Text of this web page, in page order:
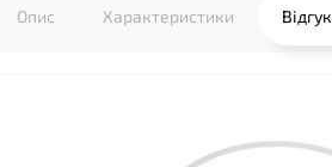
Опис Характеристики